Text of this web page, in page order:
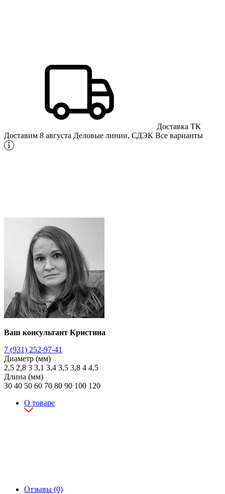
Доставка ТК
Доставим 8 августа Деловые линии, СДЭК Все варианты
Ваш консультант Кристина
7 (931) 252-97-41
Диаметр (мм)
2,5 2,8 3 3,1 3,4 3,5 3,8 4 4,5
Длина (мм)
30 40 50 60 70 80 90 100 120
О товаре
Отзывы (0)